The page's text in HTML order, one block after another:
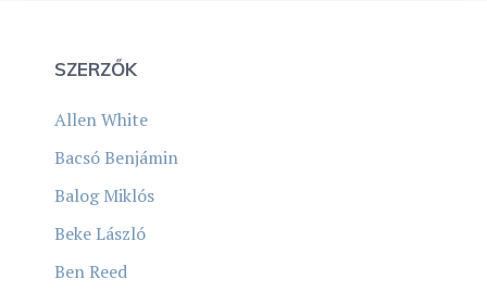
SZERZŐK
Allen White
Bacsó Benjámin
Balog Miklós
Beke László
Ben Reed